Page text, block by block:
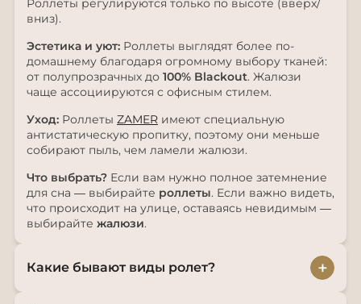
Роллеты регулируются только по высоте (вверх/
вниз).
Эстетика и уют: Роллеты выглядят более по-
домашнему благодаря огромному выбору тканей:
от полупрозрачных до 100% Blackout. Жалюзи
чаще ассоциируются с офисным стилем.
Уход: Роллеты ZAMER имеют специальную
антистатическую пропитку, поэтому они меньше
собирают пыль, чем ламели жалюзи.
Что выбрать? Если вам нужно полное затемнение
для сна — выбирайте роллеты. Если важно видеть,
что происходит на улице, оставаясь невидимым —
выбирайте жалюзи.
Какие бывают виды ролет? +